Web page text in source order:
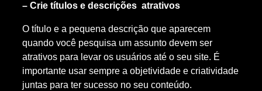
– Crie títulos e descrições atrativos
O título e a pequena descrição que aparecem
quando você pesquisa um assunto devem ser
atrativos para levar os usuários até o seu site. É
importante usar sempre a objetividade e criatividade
juntas para ter sucesso no seu conteúdo.